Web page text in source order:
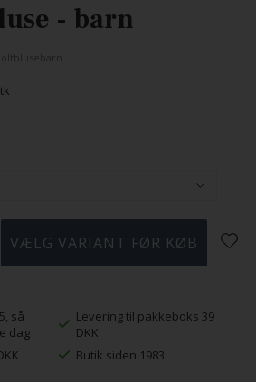
- barn
så
dag
Levering til pakkeboks 39
DKK
Butik siden 1983